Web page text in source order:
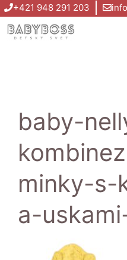
Preskočiť
na
obsah
+421 948 291 203
baby-
minky-s-
a-